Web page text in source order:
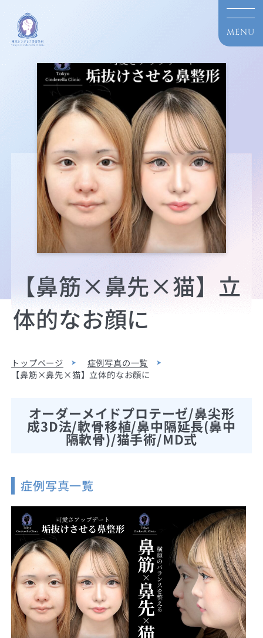
【鼻筋×鼻先×猫】立
体的なお顔に
トップページ
症例写真の一覧
【鼻筋×鼻先×猫】立体的なお顔に
オーダーメイドプロテーゼ/鼻尖形
成3D法/軟骨移植/鼻中隔延長(鼻中
隔軟骨)/猫手術/MD式
症例写真一覧